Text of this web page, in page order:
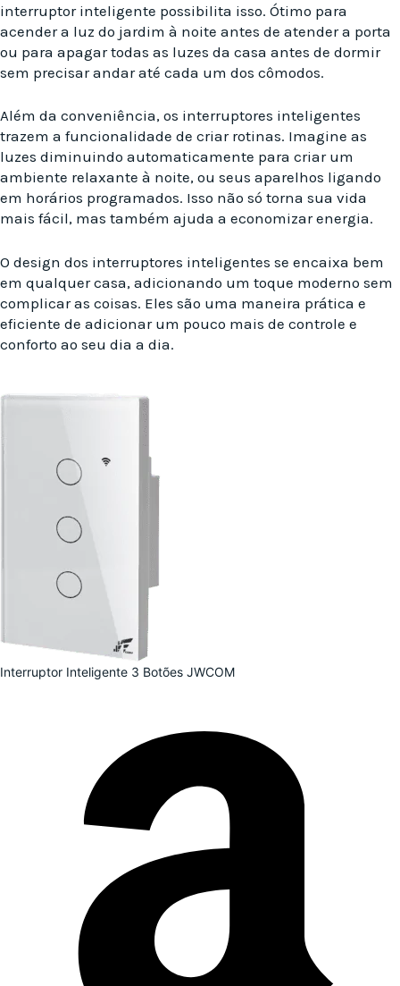
interruptor inteligente possibilita isso. Ótimo para
acender a luz do jardim à noite antes de atender a porta
ou para apagar todas as luzes da casa antes de dormir
sem precisar andar até cada um dos cômodos.
Além da conveniência, os interruptores inteligentes
trazem a funcionalidade de criar rotinas. Imagine as
luzes diminuindo automaticamente para criar um
ambiente relaxante à noite, ou seus aparelhos ligando
em horários programados. Isso não só torna sua vida
mais fácil, mas também ajuda a economizar energia.
O design dos interruptores inteligentes se encaixa bem
em qualquer casa, adicionando um toque moderno sem
complicar as coisas. Eles são uma maneira prática e
eficiente de adicionar um pouco mais de controle e
conforto ao seu dia a dia.
Interruptor Inteligente 3 Botões JWCOM